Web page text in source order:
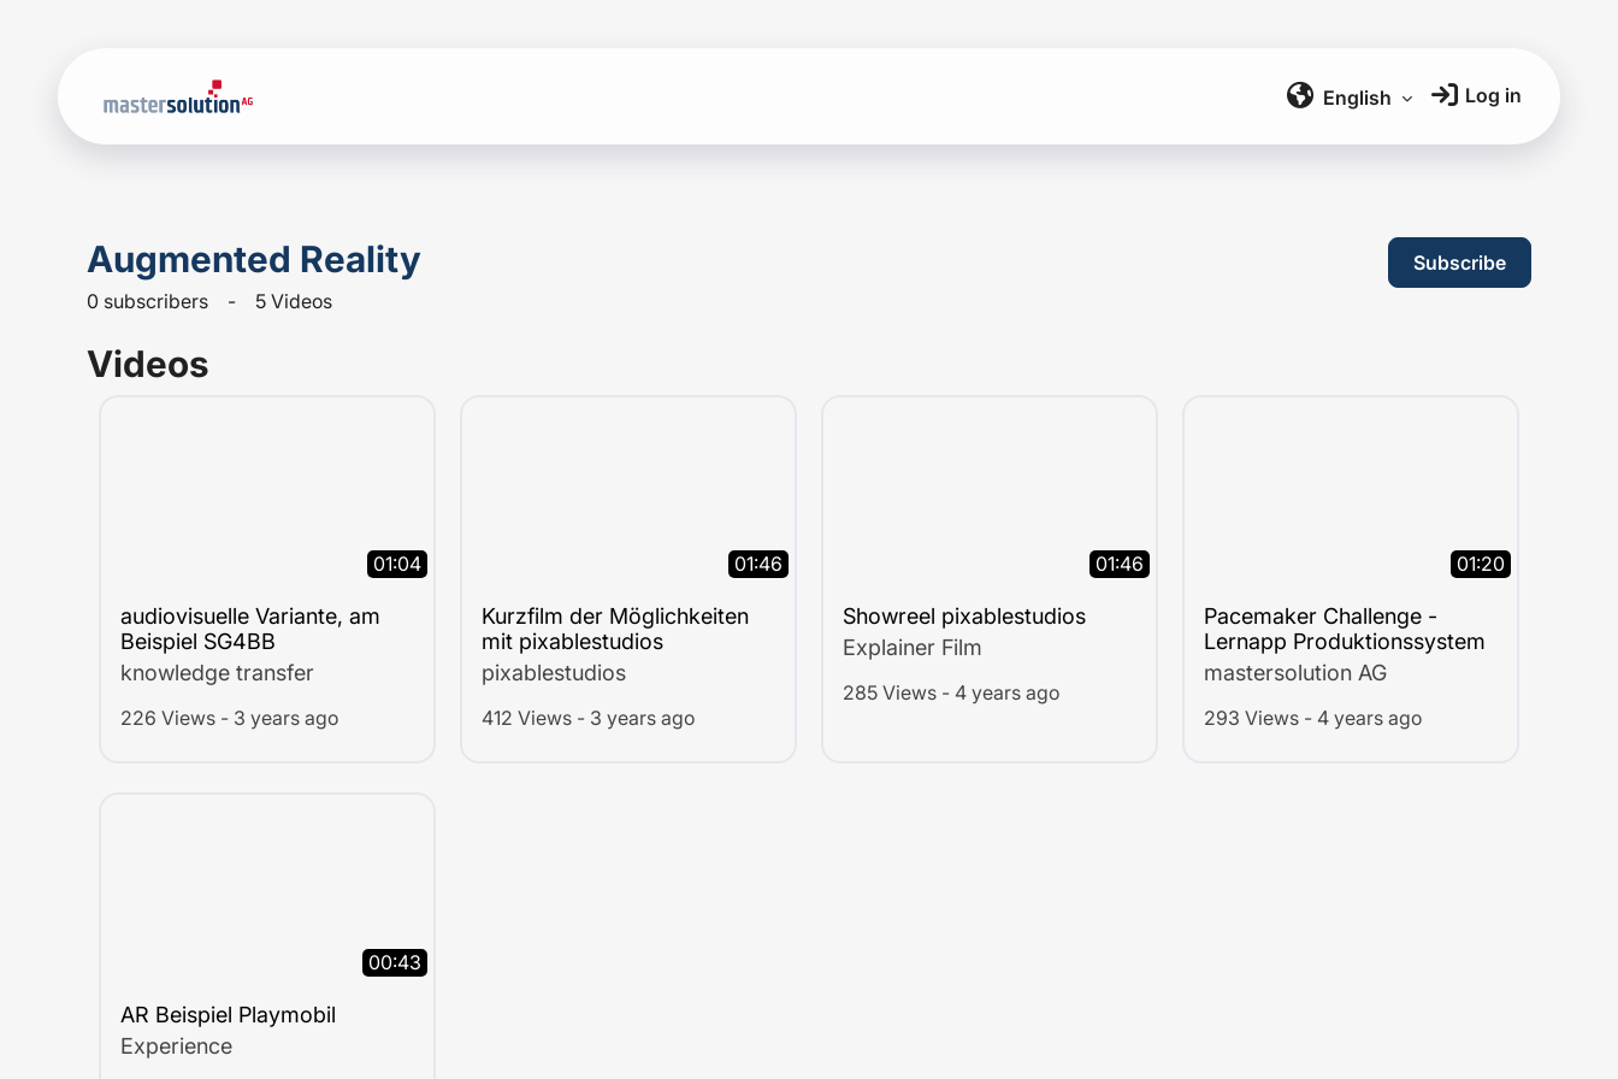
English ‎‎ Log in
Augmented Reality
Subscribe
0 subscribers
- 5 Videos
Videos
01:04
audiovisuelle Variante, am
Beispiel SG4BB
knowledge transfer
226 Views - 3 years ago
01:46
Kurzfilm der Möglichkeiten
mit pixablestudios
pixablestudios
412 Views - 3 years ago
01:46
Showreel pixablestudios
Explainer Film
285 Views - 4 years ago
01:20
Pacemaker Challenge -
Lernapp Produktionssystem
mastersolution AG
293 Views - 4 years ago
00:43
AR Beispiel Playmobil
Experience